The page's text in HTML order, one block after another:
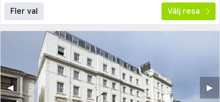
Fler val Välj resa
▶︎
◀︎